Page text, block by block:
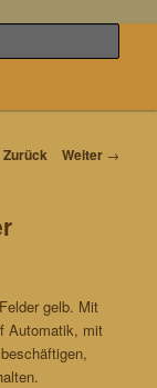
Zurück Weiter →
gelb. Mit
Automatik, mit